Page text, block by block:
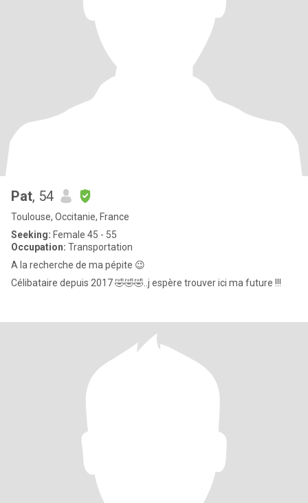
Pat, 54
Toulouse, Occitanie, France
Seeking: Female 45 - 55
Occupation: Transportation
A la recherche de ma pépite 😉
Célibataire depuis 2017 🤣🤣🤣..j espère trouver ici ma future !!!